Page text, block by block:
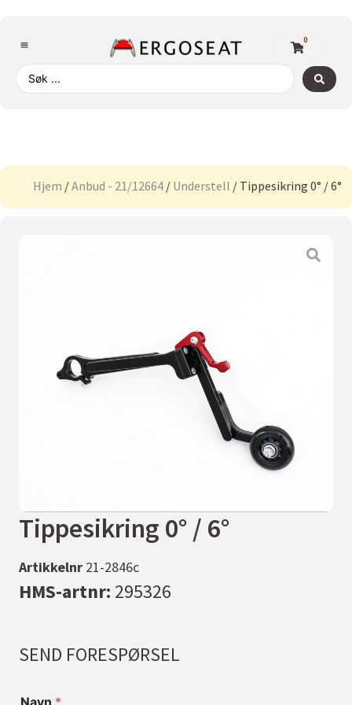
0
Hjem /Anbud - 21/12664 / Understell / Tippesikring 0° / 6°
Tippesikring 0° / 6°
Artikkelnr 21-2846c
HMS-artnr: 295326
SEND FORESPØRSEL